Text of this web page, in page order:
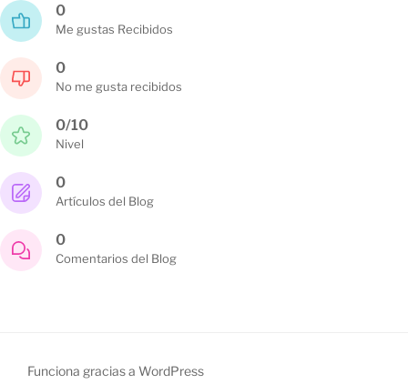
0
Me gustas Recibidos
0
No me gusta recibidos
0/10
Nivel
0
Artículos del Blog
0
Comentarios del Blog
Funciona gracias a WordPress